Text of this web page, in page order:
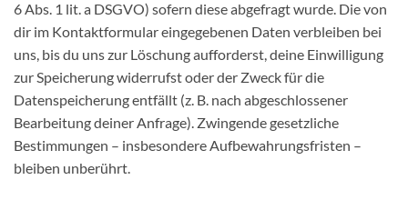
6 Abs. 1 lit. a DSGVO) sofern diese abgefragt wurde. Die von
dir im Kontaktformular eingegebenen Daten verbleiben bei
uns, bis du uns zur Löschung aufforderst, deine Einwilligung
zur Speicherung widerrufst oder der Zweck für die
Datenspeicherung entfällt (z. B. nach abgeschlossener
Bearbeitung deiner Anfrage). Zwingende gesetzliche
Bestimmungen – insbesondere Aufbewahrungsfristen –
bleiben unberührt.